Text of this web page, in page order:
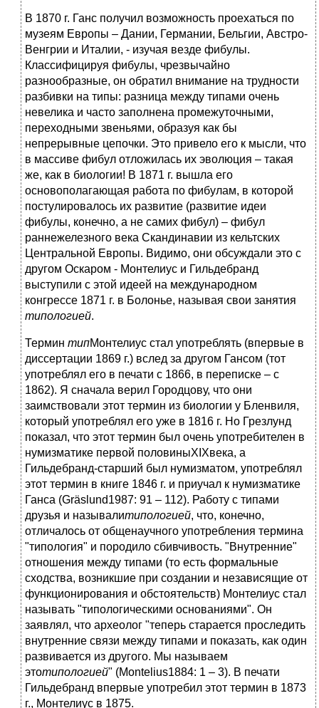
В 1870 г. Ганс получил возможность проехаться по
музеям Европы – Дании, Германии, Бельгии, Австро-
Венгрии и Италии, - изучая везде фибулы.
Классифицируя фибулы, чрезвычайно
разнообразные, он обратил внимание на трудности
разбивки на типы: разница между типами очень
невелика и часто заполнена промежуточными,
переходными звеньями, образуя как бы
непрерывные цепочки. Это привело его к мысли, что
в массиве фибул отложилась их эволюция – такая
же, как в биологии! В 1871 г. вышла его
основополагающая работа по фибулам, в которой
постулировалось их развитие (развитие идеи
фибулы, конечно, а не самих фибул) – фибул
раннежелезного века Скандинавии из кельтских
Центральной Европы. Видимо, они обсуждали это с
другом Оскаром - Монтелиус и Гильдебранд
выступили с этой идеей на международном
конгрессе 1871 г. в Болонье, называя свои занятия
типологией.
Термин типМонтелиус стал употреблять (впервые в
диссертации 1869 г.) вслед за другом Гансом (тот
употреблял его в печати с 1866, в переписке – с
1862). Я сначала верил Городцову, что они
заимствовали этот термин из биологии у Бленвиля,
который употреблял его уже в 1816 г. Но Грезлунд
показал, что этот термин был очень употребителен в
нумизматике первой половиныXIXвека, а
Гильдебранд-старший был нумизматом, употреблял
этот термин в книге 1846 г. и приучал к нумизматике
Ганса (Gräslund1987: 91 – 112). Работу с типами
друзья и называлитипологией, что, конечно,
отличалось от общенаучного употребления термина
"типология" и породило сбивчивость. "Внутренние"
отношения между типами (то есть формальные
сходства, возникшие при создании и независящие от
функционирования и обстоятельств) Монтелиус стал
называть "типологическими основаниями". Он
заявлял, что археолог "теперь старается проследить
внутренние связи между типами и показать, как один
развивается из другого. Мы называем
этотипологией" (Montelius1884: 1 – 3). В печати
Гильдебранд впервые употребил этот термин в 1873
г., Монтелиус в 1875.